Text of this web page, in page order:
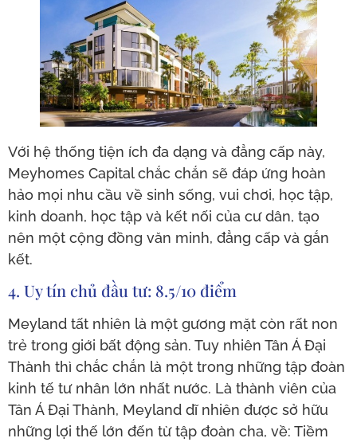
Với hệ thống tiện ích đa dạng và đẳng cấp này,
Meyhomes Capital chắc chắn sẽ đáp ứng hoàn
hảo mọi nhu cầu về sinh sống, vui chơi, học tập,
kinh doanh, học tập và kết nối của cư dân, tạo
nên một cộng đồng văn minh, đẳng cấp và gắn
kết.
4. Uy tín chủ đầu tư: 8.5/10 điểm
Meyland tất nhiên là một gương mặt còn rất non
trẻ trong giới bất động sản. Tuy nhiên Tân Á Đại
Thành thì chắc chắn là một trong những tập đoàn
kinh tế tư nhân lớn nhất nước. Là thành viên của
Tân Á Đại Thành, Meyland dĩ nhiên được sở hữu
những lợi thế lớn đến từ tập đoàn cha, về: Tiềm